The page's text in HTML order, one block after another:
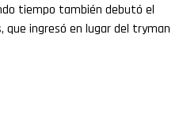
tiempo también debutó el
, que ingresó en lugar del tryman